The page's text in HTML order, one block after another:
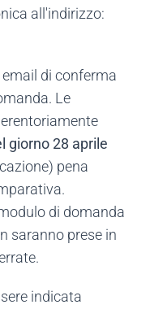
all'indirizzo:
email di conferma
Le
giorno 28 aprile
pena
di domanda
saranno prese in
indicata